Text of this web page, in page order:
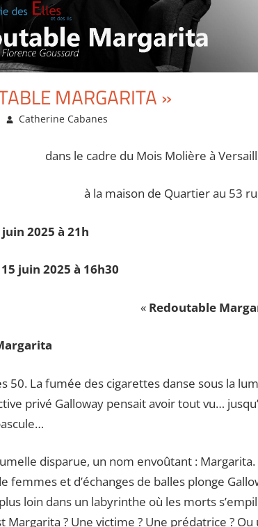
MARGARITA »
Catherine Cabanes
dans le cadre du Mois Molière à
à la maison de Quartier au 53
2025 à 21h
juin 2025 à 16h30
« Redoutable
50. La fumée des cigarettes danse sous la
privé Galloway pensait avoir tout vu…
disparue, un nom envoûtant : Margarita.
femmes et d’échanges de balles plonge
loin dans un labyrinthe où les morts
Margarita ? Une victime ? Une prédatrice ?